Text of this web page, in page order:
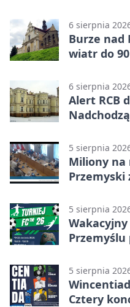
6 sierpnia
Burze nad
wiatr do
6 sierpnia
Alert RCB
5 sierpnia
Miliony na
5 sierpnia
Wakacyjny
Przemyślu
5 sierpnia
Cztery